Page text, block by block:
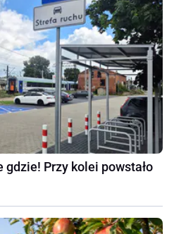
Przy kolei powstało